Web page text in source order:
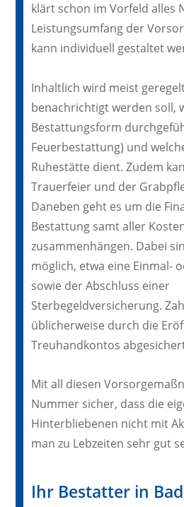
klärt schon im Vorfeld alles
Leistungsumfang der
kann individuell gestaltet
Inhaltlich wird meist
benachrichtigt werden soll,
Bestattungsform
Feuerbestattung) und
Ruhestätte dient. Zudem
Trauerfeier und der
Daneben geht es um die
Bestattung samt aller
zusammenhängen. Dabei
möglich, etwa eine Einmal-
sowie der Abschluss einer
Sterbegeldversicherung.
üblicherweise durch die
Treuhandkontos
Mit all diesen
Nummer sicher, dass die
Hinterbliebenen nicht mit
man zu Lebzeiten sehr gut
Ihr Bestatter in